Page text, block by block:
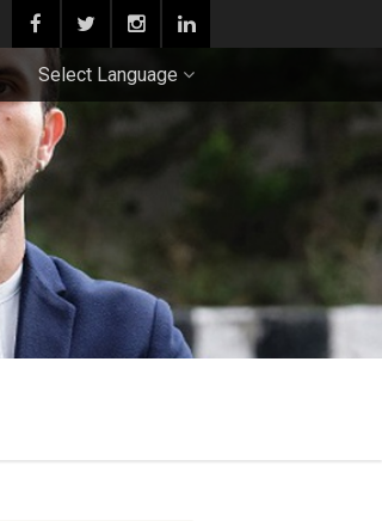
Select Language